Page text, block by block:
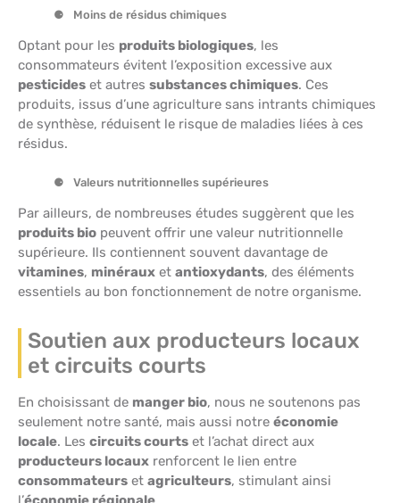
Moins de résidus chimiques
Optant pour les produits biologiques, les
consommateurs évitent l’exposition excessive aux
pesticides et autres substances chimiques. Ces
produits, issus d’une agriculture sans intrants chimiques
de synthèse, réduisent le risque de maladies liées à ces
résidus.
Valeurs nutritionnelles supérieures
Par ailleurs, de nombreuses études suggèrent que les
produits bio peuvent offrir une valeur nutritionnelle
supérieure. Ils contiennent souvent davantage de
vitamines, minéraux et antioxydants, des éléments
essentiels au bon fonctionnement de notre organisme.
Soutien aux producteurs locaux
et circuits courts
En choisissant de manger bio, nous ne soutenons pas
seulement notre santé, mais aussi notre économie
locale. Les circuits courts et l’achat direct aux
producteurs locaux renforcent le lien entre
consommateurs et agriculteurs, stimulant ainsi